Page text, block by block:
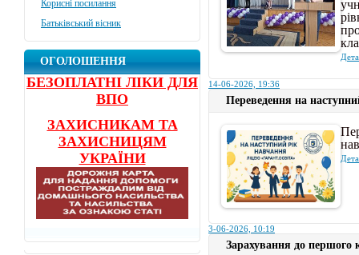
Корисні посилання
Батьківський вісник
ОГОЛОШЕННЯ
БЕЗОПЛАТНІ ЛІКИ ДЛЯ
ВПО
ЗАХИСНИКАМ ТА
ЗАХИСНИЦЯМ
УКРАЇНИ
14-06-2026, 19:36
Переведення на
3-06-2026, 10:19
Зарахування до першого